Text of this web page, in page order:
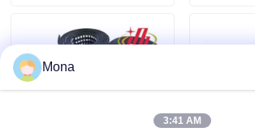
Nachrichten
Keramische Abnutzungszwischenlage
Tonerde-keramische Zwischenlage
Mona
3:41 AM